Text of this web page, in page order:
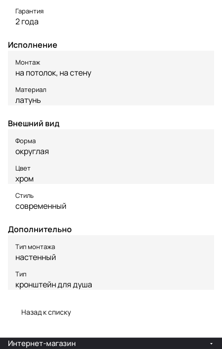
Гарантия
2 года
Исполнение
Монтаж
на потолок, на стену
Материал
латунь
Внешний вид
Форма
округлая
Цвет
хром
Стиль
современный
Дополнительно
Тип монтажа
настенный
Тип
кронштейн для душа
Назад к списку
Интернет-магазин